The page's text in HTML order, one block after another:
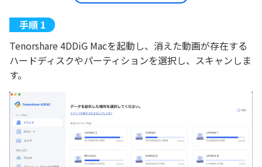
Tenorshare 4DDiG Macを起動し、消えた動画が存在する
ハードディスクやパーティションを選択し、スキャンしま
す。